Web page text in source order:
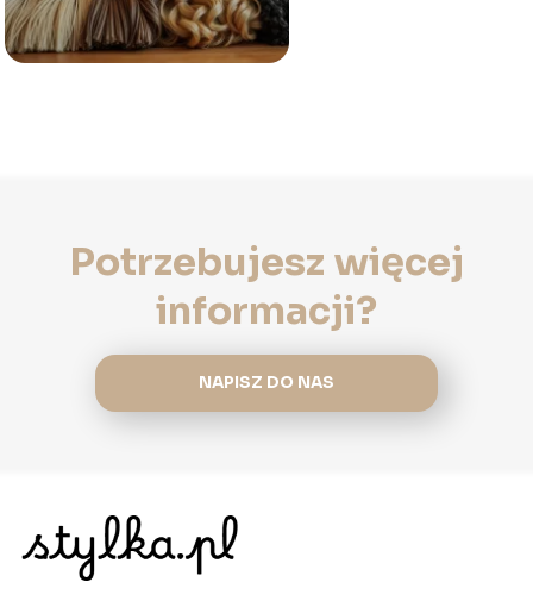
Potrzebujesz więcej
informacji?
NAPISZ DO NAS